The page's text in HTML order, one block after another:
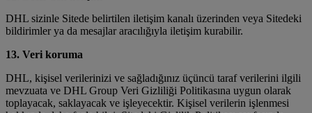
DHL sizinle Sitede belirtilen iletişim kanalı üzerinden veya Sitedeki
bildirimler ya da mesajlar aracılığıyla iletişim kurabilir.
13. Veri koruma
DHL, kişisel verilerinizi ve sağladığınız üçüncü taraf verilerini ilgili
mevzuata ve DHL Group Veri Gizliliği Politikasına uygun olarak
toplayacak, saklayacak ve işleyecektir. Kişisel verilerin işlenmesi